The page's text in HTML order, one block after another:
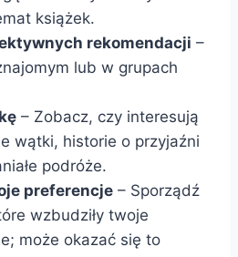
książek.
rekomendacji –
lub w grupach
– Zobacz, czy interesują
wątki, historie o przyjaźni
podróże.
preferencje – Sporządź
wzbudziły twoje
może okazać się to